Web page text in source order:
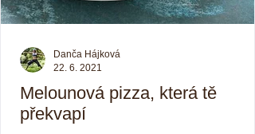
Melounová pizza, která tě
překvapí
Danča Hájková
22. 6. 2021